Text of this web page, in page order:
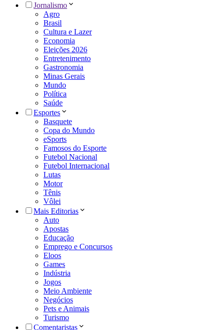
Jornalismo
Agro
Brasil
Cultura e Lazer
Economia
Eleições 2026
Entretenimento
Gastronomia
Minas Gerais
Mundo
Política
Saúde
Esportes
Basquete
Copa do Mundo
eSports
Famosos do Esporte
Futebol Nacional
Futebol Internacional
Lutas
Motor
Tênis
Vôlei
Mais Editorias
Auto
Apostas
Educação
Emprego e Concursos
Eloos
Games
Indústria
Jogos
Meio Ambiente
Negócios
Pets e Animais
Turismo
Comentaristas